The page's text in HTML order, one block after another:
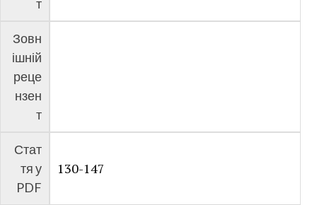
т
Зовн
ішній
реце
нзен
т
Стат
тя у
PDF
130-147